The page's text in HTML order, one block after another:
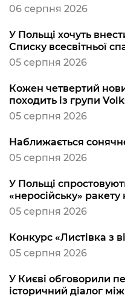
06 серпня 2026
У Польщі хочуть
Списку всесвітньої
05 серпня 2026
Кожен четвертий
походить із групи
05 серпня 2026
Наближається
05 серпня 2026
У Польщі
«неросійську»
05 серпня 2026
Конкурс «Листівка з
05 серпня 2026
У Києві обговорили
історичний діалог